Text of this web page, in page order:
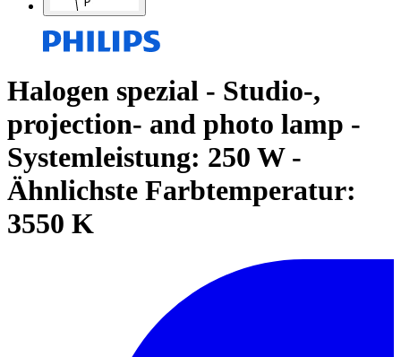
Halogen spezial - Studio-,
projection- and photo lamp -
Systemleistung: 250 W -
Ähnlichste Farbtemperatur:
3550 K